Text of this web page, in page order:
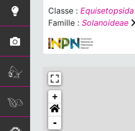
Classe : Equisetopsida
Famille : Solanoideae
+
-